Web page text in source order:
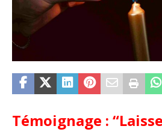
Témoignage :